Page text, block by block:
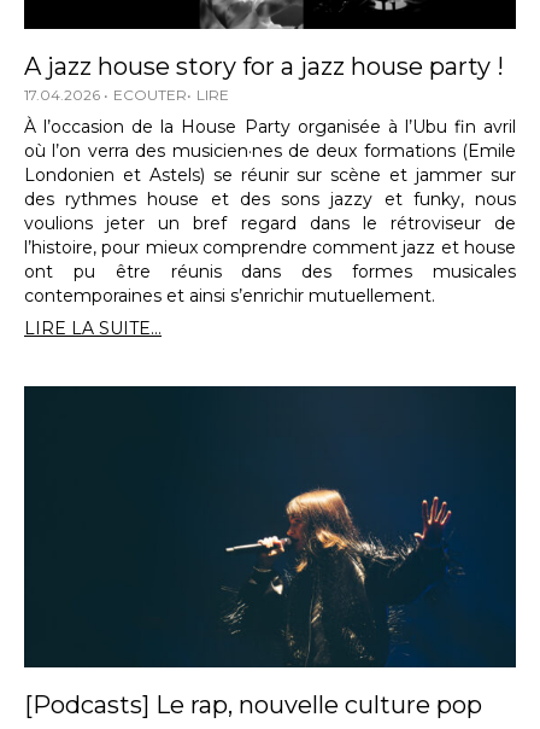
A jazz house story for a jazz house party !
17.04.2026 ECOUTER LIRE
À l’occasion de la House Party organisée à l’Ubu fin avril
où l’on verra des musicien·nes de deux formations (Emile
Londonien et Astels) se réunir sur scène et jammer sur
des rythmes house et des sons jazzy et funky, nous
voulions jeter un bref regard dans le rétroviseur de
l’histoire, pour mieux comprendre comment jazz et house
ont pu être réunis dans des formes musicales
contemporaines et ainsi s’enrichir mutuellement.
LIRE LA SUITE...
[Podcasts] Le rap, nouvelle culture pop